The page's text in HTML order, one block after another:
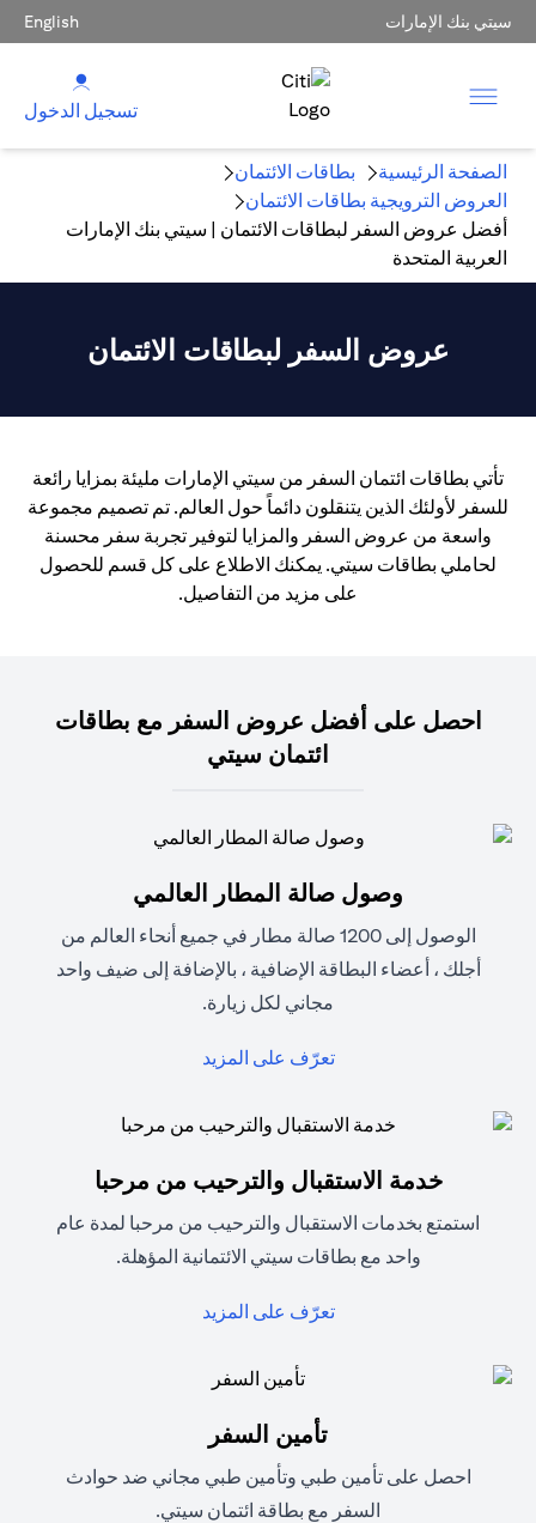
سيتي بنك الإمارات English
تسجيل الدخول
الصفحة الرئيسية
بطاقات الائتمان
العروض الترويجية بطاقات الائتمان
أفضل عروض السفر لبطاقات الائتمان | سيتي بنك الإمارات
العربية المتحدة
عروض السفر لبطاقات الائتمان
تأتي بطاقات ائتمان السفر من سيتي الإمارات مليئة بمزايا رائعة
للسفر لأولئك الذين يتنقلون دائماً حول العالم. تم تصميم مجموعة
واسعة من عروض السفر والمزايا لتوفير تجربة سفر محسنة
لحاملي بطاقات سيتي. يمكنك الاطلاع على كل قسم للحصول
على مزيد من التفاصيل.
احصل على أفضل عروض السفر مع بطاقات
ائتمان سيتي
وصول صالة المطار العالمي
الوصول إلى 1200 صالة مطار في جميع أنحاء العالم من
أجلك ، أعضاء البطاقة الإضافية ، بالإضافة إلى ضيف واحد
مجاني لكل زيارة.
تعرّف على المزيد
خدمة الاستقبال والترحيب من مرحبا
استمتع بخدمات الاستقبال والترحيب من مرحبا لمدة عام
واحد مع بطاقات سيتي الائتمانية المؤهلة.
تعرّف على المزيد
تأمين السفر
احصل على تأمين طبي وتأمين طبي مجاني ضد حوادث
السفر مع بطاقة ائتمان سيتي.